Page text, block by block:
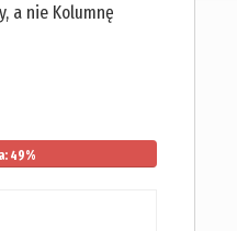
a nie Kolumnę
49%